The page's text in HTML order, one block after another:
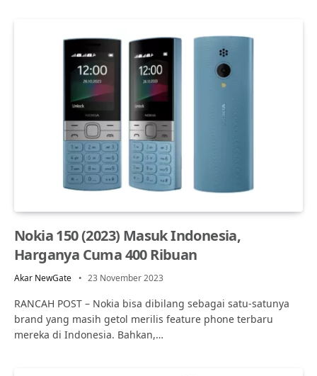
Nokia 150 (2023) Masuk Indonesia,
Harganya Cuma 400 Ribuan
Akar NewGate 23 November 2023
RANCAH POST – Nokia bisa dibilang sebagai satu-satunya
brand yang masih getol merilis feature phone terbaru
mereka di Indonesia. Bahkan,…